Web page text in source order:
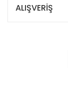
ALIŞVERİŞ